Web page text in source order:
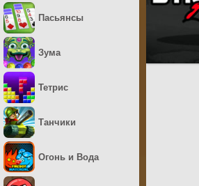
Пасьянсы
Зума
Тетрис
Танчики
Огонь и Вода